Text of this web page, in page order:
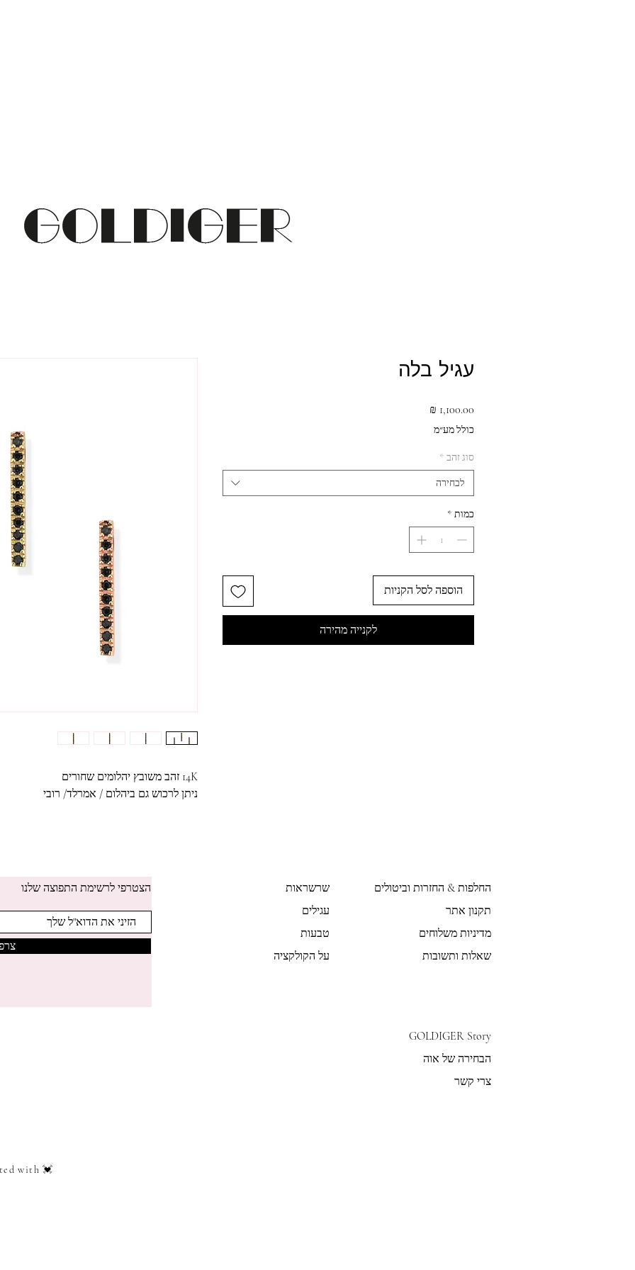
14K זהב משובץ יהלומים שחורים
ניתן לרכוש גם ביהלום / אמרלד/ רובי
עגיל בלה
כולל מע״מ
סוג זהב *
לבחירה
כמות *
הוספה לסל הקניות
לקנייה מהירה
הצטרפי לרשימת התפוצה שלנו
שרשראות
עגילים
טבעות
על הקולקציה
החלפות & החזרות וביטולים
תקנון אתר
מדיניות משלוחים
שאלות ותשובות
GOLDIGER Story
הבחירה של אוה
צרי קשר
with 💓